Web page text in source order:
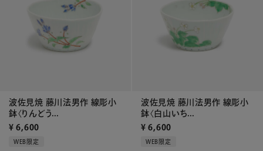
波佐見焼 藤川法男作 線彫小
鉢〈りんどう...
¥ 6,600
WEB限定
波佐見焼 藤川法男作 線彫小
鉢〈白山いち...
¥ 6,600
WEB限定